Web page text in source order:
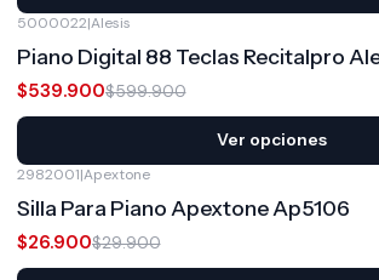
5000022|Alesis
Piano Digital 88 Teclas Recitalpro
$539.900$599.900
Ver opciones
OFF
2982001|Apextone
Silla Para Piano Apextone Ap5106
$26.900$29.900